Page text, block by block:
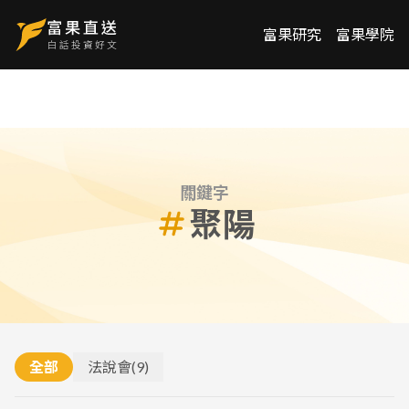
富果研究 富果學院
關鍵字
聚陽
全部 法說會(9)